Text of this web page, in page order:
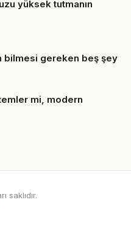
yüksek tutmanın
bilmesi gereken beş şey
mi, modern
saklıdır.